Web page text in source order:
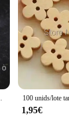
redondo de aleación, 6 piezas
1,95€